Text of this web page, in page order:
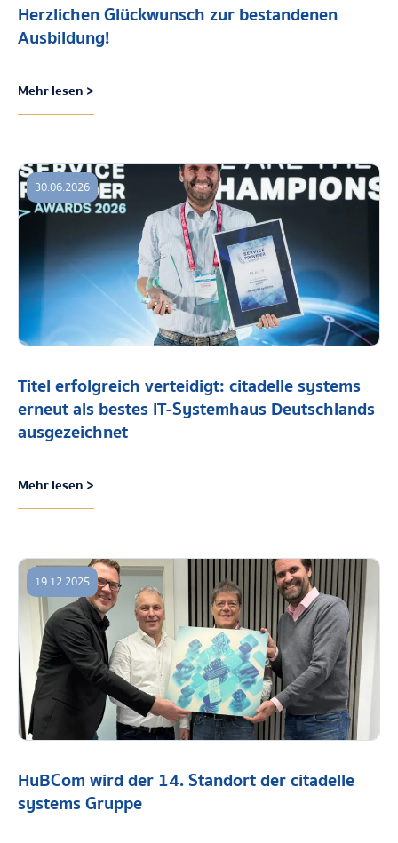
Herzlichen Glückwunsch zur bestandenen
Ausbildung!
Mehr lesen >
Titel erfolgreich verteidigt: citadelle systems
erneut als bestes IT-Systemhaus Deutschlands
ausgezeichnet
Mehr lesen >
30.06.2026
HuBCom wird der 14. Standort der citadelle
systems Gruppe
19.12.2025